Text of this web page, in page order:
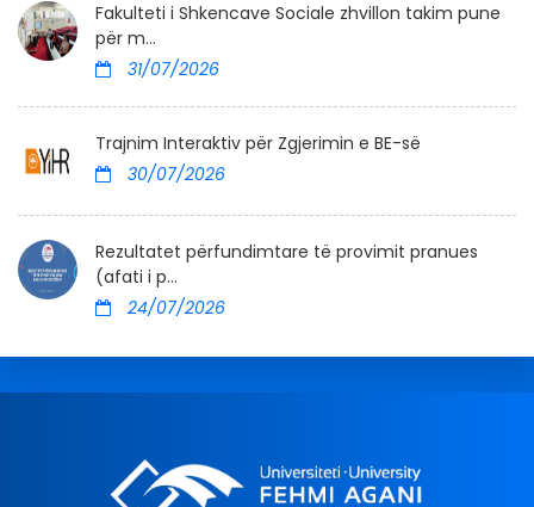
Fakulteti i Shkencave Sociale zhvillon takim pune
për m...
31/07/2026
Trajnim Interaktiv për Zgjerimin e BE-së
30/07/2026
Rezultatet përfundimtare të provimit pranues
(afati i p...
24/07/2026